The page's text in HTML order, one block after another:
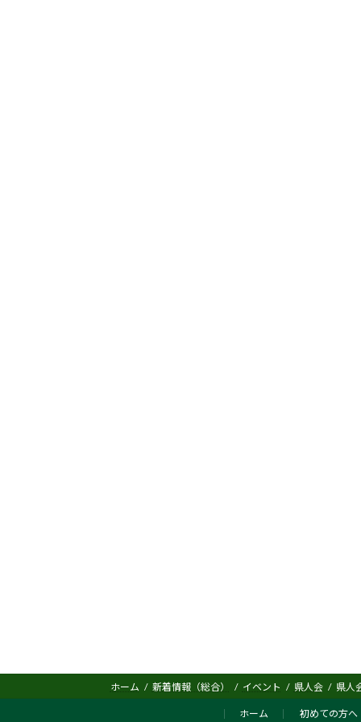
ホーム 新着情報（総合） イベント 県人会 県人
ホーム 初めての方へ